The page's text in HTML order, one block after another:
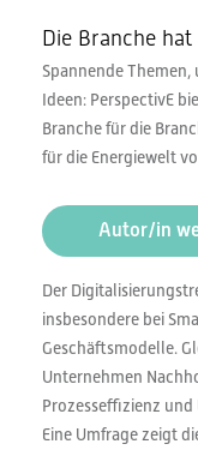
Die Branche
Spannende
Ideen: PerspectivE
Branche für die
für die Energiewelt
Autor/in
Der
insbesondere bei
Geschäftsmodelle.
Unternehmen
Prozesseffizienz
Eine Umfrage zeigt